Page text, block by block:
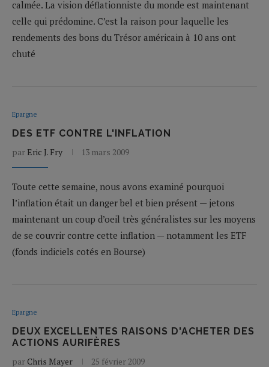
calmée. La vision déflationniste du monde est maintenant
celle qui prédomine. C’est la raison pour laquelle les
rendements des bons du Trésor américain à 10 ans ont
chuté
Epargne
DES ETF CONTRE L'INFLATION
par Eric J. Fry 13 mars 2009
Toute cette semaine, nous avons examiné pourquoi
l’inflation était un danger bel et bien présent — jetons
maintenant un coup d’oeil très généralistes sur les moyens
de se couvrir contre cette inflation — notamment les ETF
(fonds indiciels cotés en Bourse)
Epargne
DEUX EXCELLENTES RAISONS D'ACHETER DES
ACTIONS AURIFÈRES
parChris Mayer 25 février 2009